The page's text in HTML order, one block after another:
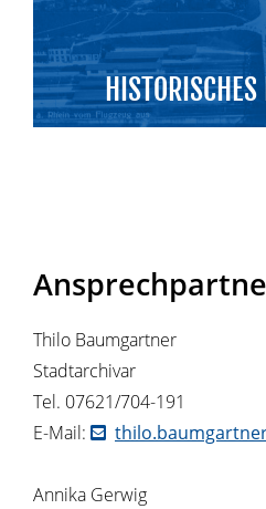
Thilo Baumgartner
Stadtarchivar
Tel. 07621/704-191
E-Mail:
Annika Gerwig